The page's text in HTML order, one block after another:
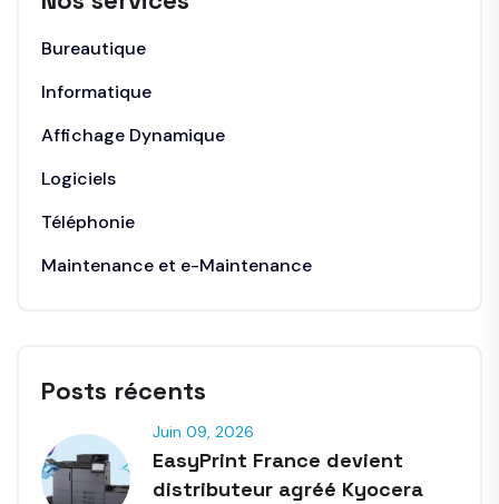
Bureautique
Informatique
Affichage Dynamique
Logiciels
Téléphonie
Maintenance et e-Maintenance
Posts récents
Juin 09, 2026
EasyPrint France devient
distributeur agréé Kyocera